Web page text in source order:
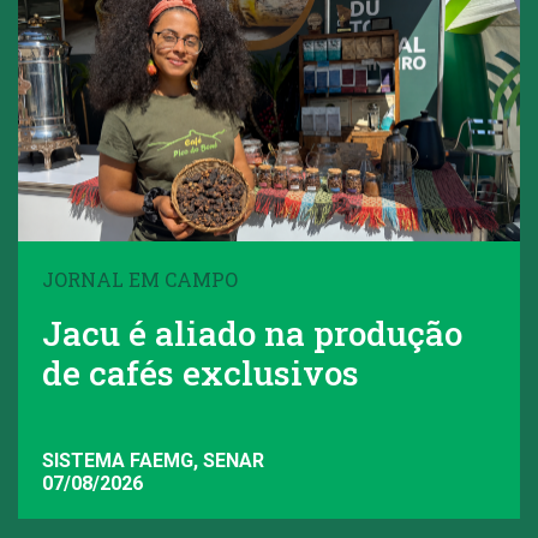
JORNAL EM CAMPO
Jacu é aliado na produção
de cafés exclusivos
SISTEMA FAEMG, SENAR
07/08/2026